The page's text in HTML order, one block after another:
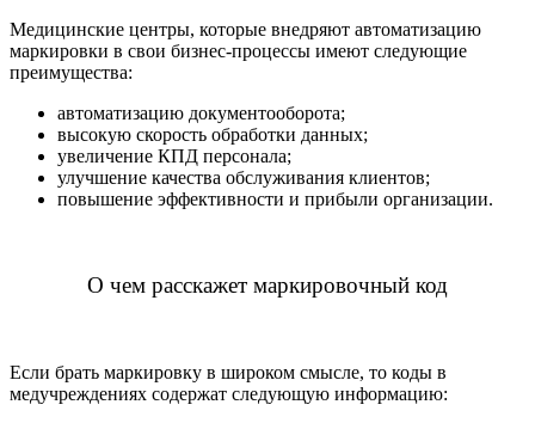
Медицинские центры, которые внедряют автоматизацию
маркировки в свои бизнес-процессы имеют следующие
преимущества:
автоматизацию документооборота;
высокую скорость обработки данных;
увеличение КПД персонала;
улучшение качества обслуживания клиентов;
повышение эффективности и прибыли организации.
О чем расскажет маркировочный код
Если брать маркировку в широком смысле, то коды в
медучреждениях содержат следующую информацию: